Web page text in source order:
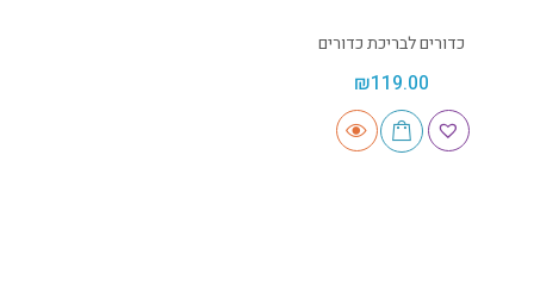
כדורים לבריכת כדורים
₪119.00